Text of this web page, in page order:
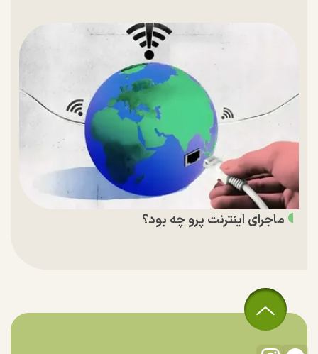
ماجرای اینترنت پرو چه بود؟